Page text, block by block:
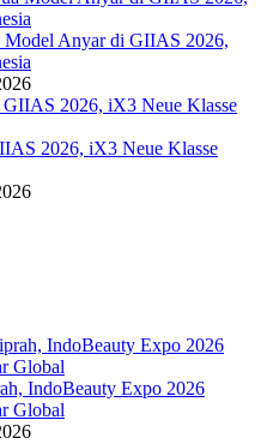
Anyar di GIIAS 2026,
2026, iX3 Neue Klasse
IndoBeauty Expo 2026
Global